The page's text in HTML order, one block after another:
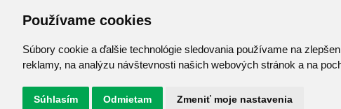
Používame cookies
Súbory cookie a ďalšie technológie sledovania používame na
reklamy, na analýzu návštevnosti našich webových stránok a na
Súhlasím Odmietam Zmeniť moje nastavenia
Jadrová a vyraďovacia spoločnosť, a. s.
919 30 Jaslovské Bohunice